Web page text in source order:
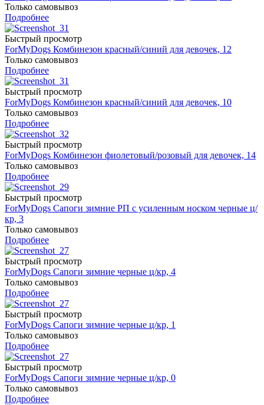
Только самовывоз
Подробнее
Быстрый просмотр
ForMyDogs Комбинезон красный/синий для девочек, 12
Только самовывоз
Подробнее
Быстрый просмотр
ForMyDogs Комбинезон красный/синий для девочек, 10
Только самовывоз
Подробнее
Быстрый просмотр
ForMyDogs Комбинезон фиолетовый/розовый для девочек, 14
Только самовывоз
Подробнее
Быстрый просмотр
ForMyDogs Сапоги зимние РП с усиленным носком черные ц/
кр, 3
Только самовывоз
Подробнее
Быстрый просмотр
ForMyDogs Сапоги зимние черные ц/кр, 4
Только самовывоз
Подробнее
Быстрый просмотр
ForMyDogs Сапоги зимние черные ц/кр, 1
Только самовывоз
Подробнее
Быстрый просмотр
ForMyDogs Сапоги зимние черные ц/кр, 0
Только самовывоз
Подробнее